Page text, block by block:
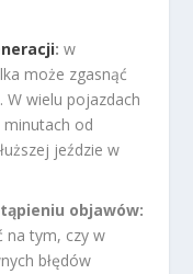
: w
może zgasnąć
W wielu pojazdach
minutach od
jeździe w
objawów:
na tym, czy w
błędów